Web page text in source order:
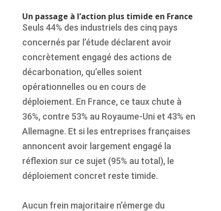
Un passage à l’action plus timide en France
Seuls 44% des industriels des cinq pays
concernés par l’étude déclarent avoir
concrètement engagé des actions de
décarbonation, qu’elles soient
opérationnelles ou en cours de
déploiement. En France, ce taux chute à
36%, contre 53% au Royaume-Uni et 43% en
Allemagne. Et si les entreprises françaises
annoncent avoir largement engagé la
réflexion sur ce sujet (95% au total), le
déploiement concret reste timide.
Aucun frein majoritaire n’émerge du